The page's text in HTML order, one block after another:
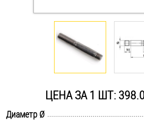
Крюки, кольца с шурупной
Оснастка и аксессуары для
Саморезы и шурупы
ЦЕНА ЗА 1 ШТ:
Диаметр Ø